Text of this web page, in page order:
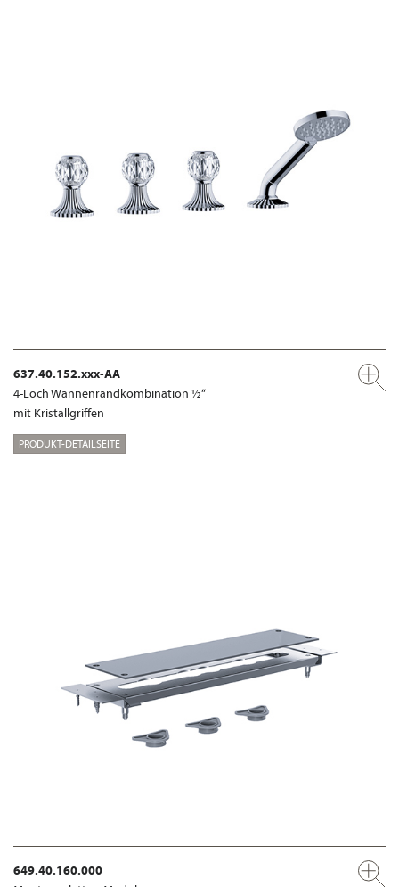
637.40.152.xxx-AA
4-Loch Wannenrandkombination ½“
mit Kristallgriffen
PRODUKT-DETAILSEITE
649.40.160.000